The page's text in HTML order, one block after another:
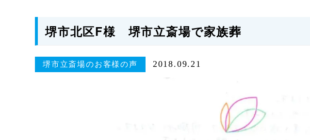
堺市北区F様 堺市立斎場で家族葬
堺市立斎場のお客様の声 2018.09.21